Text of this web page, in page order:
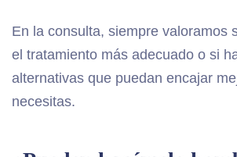
En la consulta, siempre valoramos
el tratamiento más adecuado o si
alternativas que puedan encajar
necesitas.